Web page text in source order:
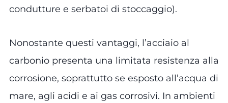
condutture e serbatoi di stoccaggio).
Nonostante questi vantaggi, l’acciaio al
carbonio presenta una limitata resistenza alla
corrosione, soprattutto se esposto all’acqua di
mare, agli acidi e ai gas corrosivi. In ambienti